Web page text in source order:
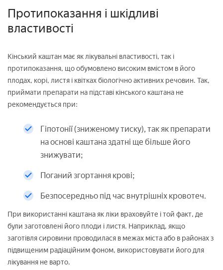
Протипоказання і шкідливі
властивості
Кінський каштан має як лікувальні властивості, так і
протипоказання, що обумовлено високим вмістом в його
плодах, корі, листя і квітках біологічно активних речовин. Так,
приймати препарати на підставі кінського каштана не
рекомендується при:
Гіпотонії (зниженому тиску), так як препарати
на основі каштана здатні ще більше його
знижувати;
Поганий згортання крові;
Безпосередньо під час внутрішніх кровотеч.
При використанні каштана як ліки враховуйте і той факт, де
були заготовлені його плоди і листя. Наприклад, якщо
заготівля сировини проводилася в межах міста або в районах з
підвищеним радіаційним фоном, використовувати його для
лікування не варто.